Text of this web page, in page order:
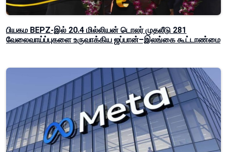
பியகம BEPZ-இல் 20.4 மில்லியன் டொலர் முதலீடு 281
வேலைவாய்ப்புகளை உருவாக்கிய ஜப்பான்–இலங்கை கூட்டாண்மை